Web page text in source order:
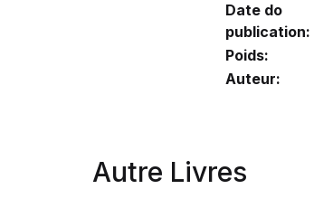
Date do
publication:
Poids:
Auteur:
Autre Livres